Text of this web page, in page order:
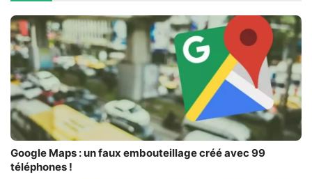
Google Maps : un faux embouteillage créé avec 99
téléphones !